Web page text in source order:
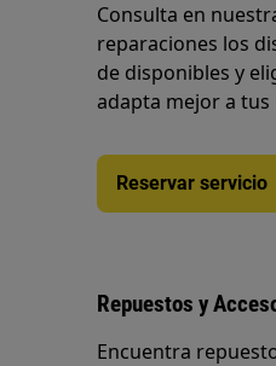
Consulta en
reparaciones los
de disponibles y
adapta mejor a tus
Reservar servicio
Repuestos y
Encuentra